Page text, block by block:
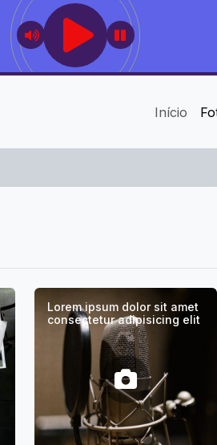
Início
Lorem ipsum dolor sit amet
consectetur adipisicing elit